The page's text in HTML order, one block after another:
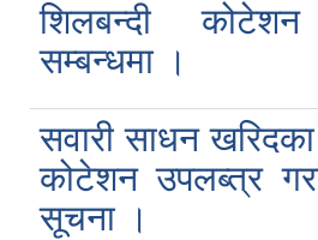
शिलबन्दी
सम्बन्धमा ।
सवारी साधन
कोटेशन उपलब्त्र
सूचना ।